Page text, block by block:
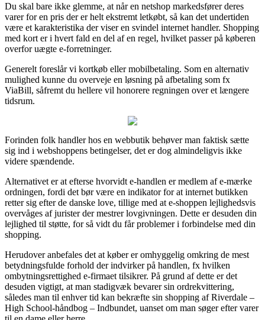
Du skal bare ikke glemme, at når en netshop markedsfører deres
varer for en pris der er helt ekstremt letkøbt, så kan det undertiden
være et karakteristika der viser en svindel internet handler. Shopping
med kort er i hvert fald en del af en regel, hvilket passer på køberen
overfor uægte e-forretninger.
Generelt foreslår vi kortkøb eller mobilbetaling. Som en alternativ
mulighed kunne du overveje en løsning på afbetaling som fx
ViaBill, såfremt du hellere vil honorere regningen over et længere
tidsrum.
Forinden folk handler hos en webbutik behøver man faktisk sætte
sig ind i webshoppens betingelser, det er dog almindeligvis ikke
videre spændende.
Alternativet er at efterse hvorvidt e-handlen er medlem af e-mærke
ordningen, fordi det bør være en indikator for at internet butikken
retter sig efter de danske love, tillige med at e-shoppen lejlighedsvis
overvåges af jurister der mestrer lovgivningen. Dette er desuden din
lejlighed til støtte, for så vidt du får problemer i forbindelse med din
shopping.
Herudover anbefales det at køber er omhyggelig omkring de mest
betydningsfulde forhold der indvirker på handlen, fx hvilken
ombytningsrettighed e-firmaet tilsikrer. På grund af dette er det
desuden vigtigt, at man stadigvæk bevarer sin ordrekvittering,
således man til enhver tid kan bekræfte sin shopping af Riverdale –
High School-håndbog – Indbundet, uanset om man søger efter varer